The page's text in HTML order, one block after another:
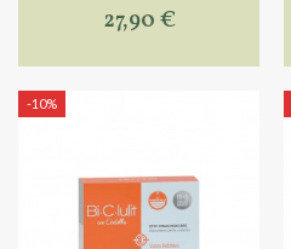
27,90 €
-10%